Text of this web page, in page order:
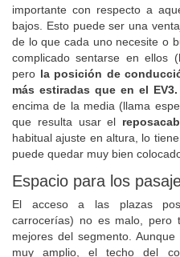
estructura similares a los
importante con respecto a
bajos. Esto puede ser una
de lo que cada uno necesite o
complicado sentarse en ellos
perola posición de
más estiradas que en el EV3.
encima de la media (llama
que resulta usar el
habitual ajuste en altura, lo
Espacio para los
El acceso a las plazas
carrocerías) no es malo, pero
mejores del segmento.